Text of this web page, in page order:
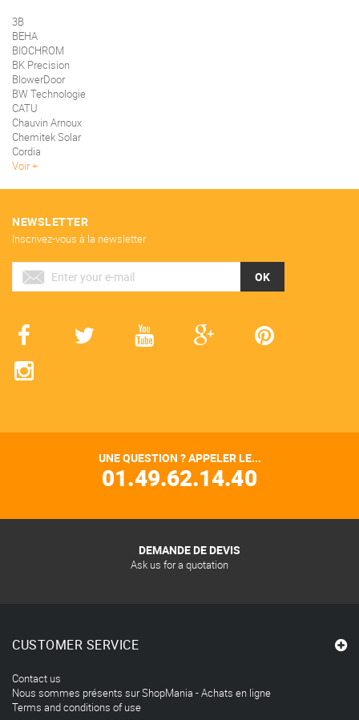
3B
BEHA
BIOCHROM
BK Precision
BlowerDoor
BW Technologie
CATU
Chauvin Arnoux
Chemitek Solar
Cordia
Voir
NEWSLETTER
Inscrivez-vous à la newsletter
OK
UNE QUESTION ? APPELER LE...
01.49.62.14.40
DEMANDE DE DEVIS
Ask us for a quotation
CUSTOMER SERVICE
Contact us
Nous sommes présents sur ShopMania - Achats en ligne
Terms and conditions of use